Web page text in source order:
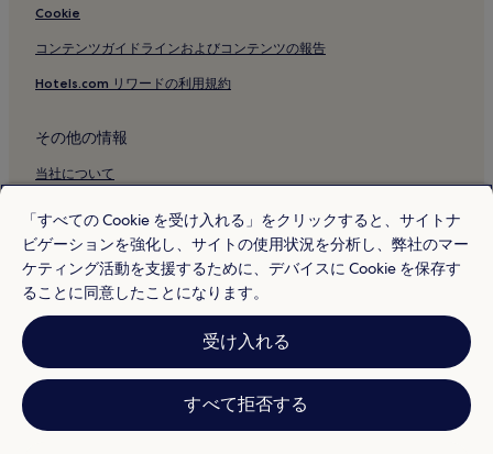
Cookie
コンテンツガイドラインおよびコンテンツの報告
Hotels.com リワードの利用規約
その他の情報
当社について
旅行ガイド
Hotels.com リワード
* 一部のホテルは、チェックイン日の 24 時間以上前までにキャンセルす
ることを条件としています。詳細はウェブサイトでご覧ください。
© 2026 Hotels.com, L.P., an Expedia Group company. All rights reserved.
Hotels.com および Hotels.com のロゴは、Hotels.com, L.P. の商標または
「すべての Cookie を受け入れる」をクリックすると、サイトナ
ビゲーションを強化し、サイトの使用状況を分析し、弊社のマー
ケティング活動を支援するために、デバイスに Cookie を保存す
ることに同意したことになります。
受け入れる
すべて拒否する